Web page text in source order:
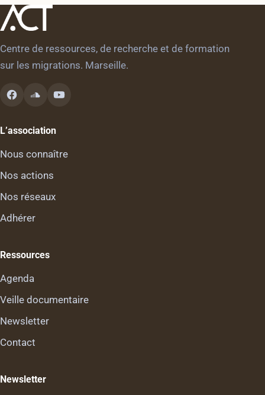
Centre de ressources, de recherche et de formation
sur les migrations. Marseille.
L’association
Nous connaître
Nos actions
Nos réseaux
Adhérer
Ressources
Agenda
Veille documentaire
Newsletter
Contact
Newsletter